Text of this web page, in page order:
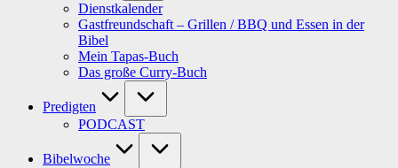
Dienstkalender
Gastfreundschaft – Grillen / BBQ und Essen in der
Bibel
Mein Tapas-Buch
Das große Curry-Buch
Predigten
PODCAST
Bibelwoche